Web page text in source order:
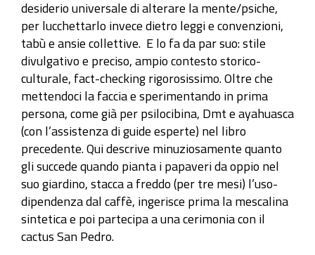
desiderio universale di alterare la mente/psiche,
per lucchettarlo invece dietro leggi e convenzioni,
tabù e ansie collettive. E lo fa da par suo: stile
divulgativo e preciso, ampio contesto storico-
culturale, fact-checking rigorosissimo. Oltre che
mettendoci la faccia e sperimentando in prima
persona, come già per psilocibina, Dmt e ayahuasca
(con l’assistenza di guide esperte) nel libro
precedente. Qui descrive minuziosamente quanto
gli succede quando pianta i papaveri da oppio nel
suo giardino, stacca a freddo (per tre mesi) l’uso-
dipendenza dal caffè, ingerisce prima la mescalina
sintetica e poi partecipa a una cerimonia con il
cactus San Pedro.